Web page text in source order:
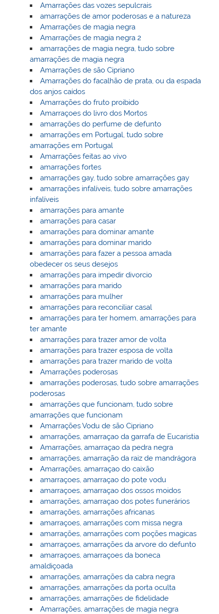
Amarrações das vozes sepulcrais
amarrações de amor poderosas e a natureza
Amarrações de magia negra
Amarrações de magia negra 2
amarrações de magia negra, tudo sobre
amarrações de magia negra
Amarrações de são Cipriano
Amarrações do facalhão de prata, ou da espada
dos anjos caídos
Amarrações do fruto proibido
Amarraçoes do livro dos Mortos
amarrações do perfume de defunto
amarrações em Portugal, tudo sobre
amarrações em Portugal
Amarrações feitas ao vivo
amarrações fortes
amarrações gay, tudo sobre amarrações gay
amarrações infalíveis, tudo sobre amarrações
infalíveis
amarrações para amante
amarrações para casar
amarrações para dominar amante
amarrações para dominar marido
amarrações para fazer a pessoa amada
obedecer os seus desejos
amarrações para impedir divorcio
amarrações para marido
amarrações para mulher
amarrações para reconciliar casal
amarrações para ter homem, amarrações para
ter amante
amarrações para trazer amor de volta
amarrações para trazer esposa de volta
amarrações para trazer marido de volta
Amarrações poderosas
amarrações poderosas, tudo sobre amarrações
poderosas
amarrações que funcionam, tudo sobre
amarrações que funcionam
Amarrações Vodu de são Cipriano
amarrações, amarraçao da garrafa de Eucaristia
Amarrações, amarraçao da pedra negra
amarrações, amarração da raiz de mandrágora
Amarrações, amarraçao do caixão
amarraçoes, amarraçao do pote vodu
amarraçoes, amarraçao dos ossos moidos
amarrações, amarraçao dos potes funerários
amarrações, amarrações africanas
amarraçoes, amarrações com missa negra
amarrações, amarrações com poções magicas
amarraçoes, amarrações da arvore do defunto
amarraçoes, amarraçoes da boneca
amaldiçoada
amarrações, amarrações da cabra negra
amarrações, amarrações da porta oculta
amarrações, amarrações de fidelidade
Amarrações, amarrações de magia negra